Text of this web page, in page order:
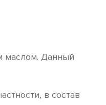
маслом. Данный
в состав